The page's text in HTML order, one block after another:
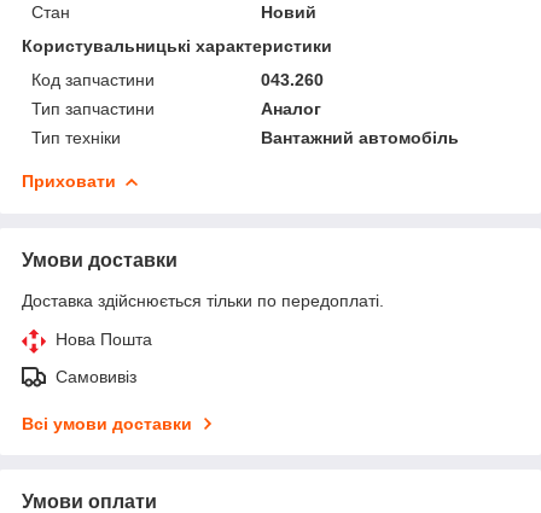
Стан
Новий
Користувальницькі характеристики
Код запчастини
043.260
Тип запчастини
Аналог
Тип техніки
Вантажний автомобіль
Приховати
Умови доставки
Доставка здійснюється тільки по передоплаті.
Нова Пошта
Самовивіз
Всі умови доставки
Умови оплати